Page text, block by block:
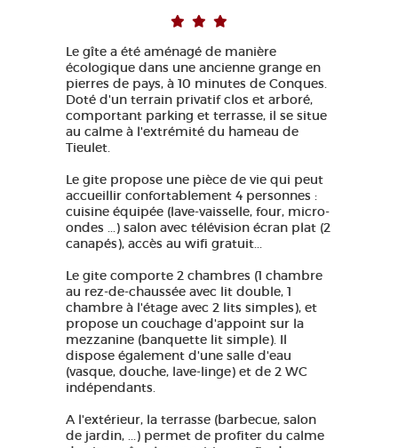
Le gîte a été aménagé de manière
écologique dans une ancienne grange en
pierres de pays, à 10 minutes de Conques.
Doté d'un terrain privatif clos et arboré,
comportant parking et terrasse, il se situe
au calme à l'extrémité du hameau de
Tieulet.
Le gite propose une pièce de vie qui peut
accueillir confortablement 4 personnes :
cuisine équipée (lave-vaisselle, four, micro-
ondes ...) salon avec télévision écran plat (2
canapés), accès au wifi gratuit...
Le gite comporte 2 chambres (1 chambre
au rez-de-chaussée avec lit double, 1
chambre à l'étage avec 2 lits simples), et
propose un couchage d'appoint sur la
mezzanine (banquette lit simple). Il
dispose également d'une salle d'eau
(vasque, douche, lave-linge) et de 2 WC
indépendants.
A l'extérieur, la terrasse (barbecue, salon
de jardin, ...) permet de profiter du calme